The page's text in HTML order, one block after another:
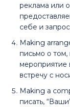
реклама или
себе и
Making
письмо о
мероприятие
встречу с
Making a
писать,